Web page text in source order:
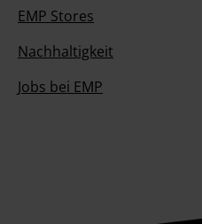
EMP Stores
Nachhaltigkeit
Jobs bei EMP